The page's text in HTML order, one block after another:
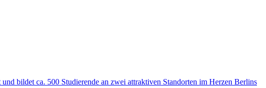
bildet ca. 500 Studierende an zwei attraktiven Standorten im Herzen Berlins